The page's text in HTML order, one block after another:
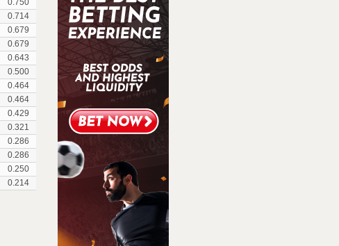
0.750
0.714
0.679
0.679
0.643
0.500
0.464
0.464
0.429
0.321
0.286
0.286
0.250
0.214